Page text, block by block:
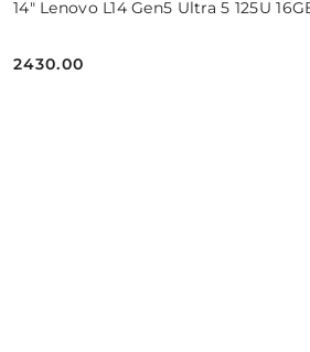
14" Lenovo L14 Gen5 Ultra 5 125U
Cena:
2430.00